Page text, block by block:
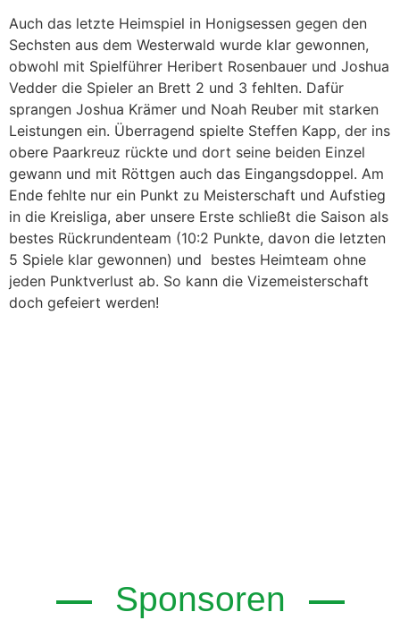
Auch das letzte Heimspiel in Honigsessen gegen den
Sechsten aus dem Westerwald wurde klar gewonnen,
obwohl mit Spielführer Heribert Rosenbauer und Joshua
Vedder die Spieler an Brett 2 und 3 fehlten. Dafür
sprangen Joshua Krämer und Noah Reuber mit starken
Leistungen ein. Überragend spielte Steffen Kapp, der ins
obere Paarkreuz rückte und dort seine beiden Einzel
gewann und mit Röttgen auch das Eingangsdoppel. Am
Ende fehlte nur ein Punkt zu Meisterschaft und Aufstieg
in die Kreisliga, aber unsere Erste schließt die Saison als
bestes Rückrundenteam (10:2 Punkte, davon die letzten
5 Spiele klar gewonnen) und bestes Heimteam ohne
jeden Punktverlust ab. So kann die Vizemeisterschaft
doch gefeiert werden!
Sponsoren